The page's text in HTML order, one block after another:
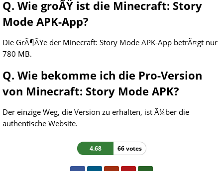
Q. Wie groÃŸ ist die Minecraft: Story
Mode APK-App?
Die GrÃ¶ÃŸe der Minecraft: Story Mode APK-App betrÃ¤gt nur
780 MB.
Q. Wie bekomme ich die Pro-Version
von Minecraft: Story Mode APK?
Der einzige Weg, die Version zu erhalten, ist Ã¼ber die
authentische Website.
4.68 66 votes